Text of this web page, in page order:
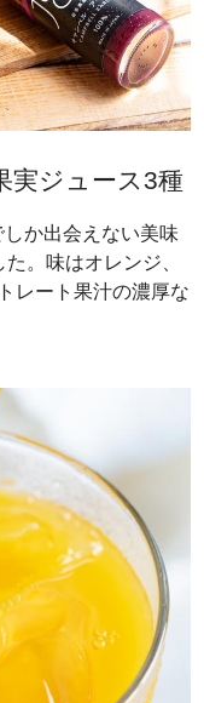
実ジュース3種
か出会えない美味
。味はオレンジ、
レート果汁の濃厚な